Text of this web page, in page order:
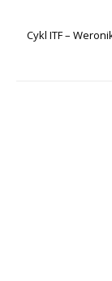
Cykl ITF –